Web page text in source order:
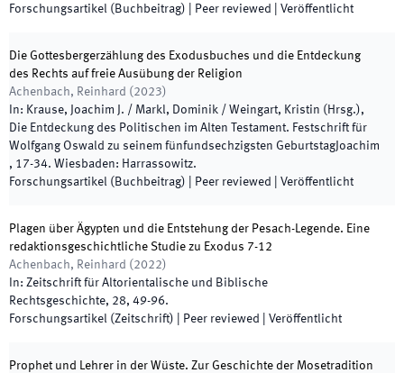
Forschungsartikel (Buchbeitrag) | Peer reviewed Veröffentlicht
Die Gottesbergerzählung des Exodusbuches und die Entdeckung
des Rechts auf freie Ausübung der Religion
Achenbach, Reinhard ( 2023)
In: Krause, Joachim J. / Markl, Dominik / Weingart, Kristin ( Hrsg.),
Die Entdeckung des Politischen im Alten Testament. Festschrift für
Wolfgang Oswald zu seinem fünfundsechzigsten GeburtstagJoachim
, 17-34. Wiesbaden: Harrassowitz.
Forschungsartikel (Buchbeitrag) | Peer reviewed Veröffentlicht
Plagen über Ägypten und die Entstehung der Pesach-Legende. Eine
redaktionsgeschichtliche Studie zu Exodus 7-12
Achenbach, Reinhard ( 2022)
In: Zeitschrift für Altorientalische und Biblische
Rechtsgeschichte, 28, 49-96.
Forschungsartikel (Zeitschrift) | Peer reviewed Veröffentlicht
Prophet und Lehrer in der Wüste. Zur Geschichte der Mosetradition